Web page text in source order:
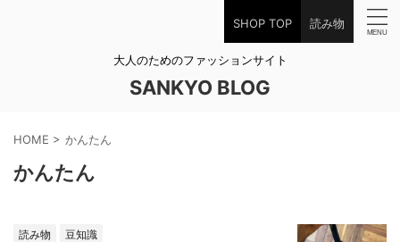
SHOP TOP 読み物
大人のためのファッションサイト
SANKYO BLOG
HOME > かんたん
かんたん
読み物 豆知識